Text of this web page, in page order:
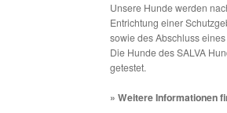
Unsere Hunde werden
Entrichtung einer
sowie des Abschluss
Die Hunde des SALVA
getestet.
» Weitere Informationen